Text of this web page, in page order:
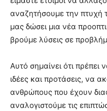
αναζητήσουμε την πτυχή
μας δώσει μια νέα
βρούμε λύσεις σε
Αυτό σημαίνει ότι πρέπει
ιδέες και προτάσεις, να
ανθρώπους που έχουν
αναλογιστούμε τις